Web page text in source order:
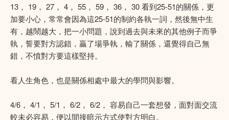
13， 19， 27， 4， 55， 59， 36， 30 看到25-51的關係，更
加要小心，常常會因為這25-51的制約各執一詞，然後無中生
有，越鬧越大，把一小問題，說到過去與未來的其他例子而爭
執，誓要對方認錯，贏了場爭執，輸了關係，還覺得自己無
錯，不憤對方要這樣堅持。
看人生角色，也是關係相處中最大的學問與影響。
4/6， 4/1， 5/1， 6/2， 6/2， 容易自己一套想發，面對面交流
較未必容易，便以間接暗示方式使對方明白。